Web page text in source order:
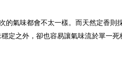
氣味都會不太一樣。而天然定香
定之外，卻也容易讓氣味流於單一死